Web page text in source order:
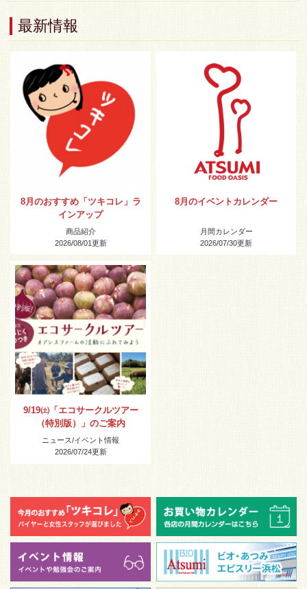
最新情報
8月のおすすめ「ツキコレ」ラ
インアップ
商品紹介
2026/08/01更新
8月のイベントカレンダー
月間カレンダー
2026/07/30更新
9/19㈯「エコサークルツアー
（特別版）」のご案内
ニュース/イベント情報
2026/07/24更新